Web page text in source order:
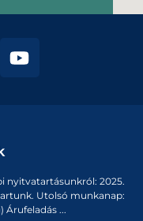
nyitvatartásunkról: 2025.
Utolsó munkanap:
Árufeladás ...